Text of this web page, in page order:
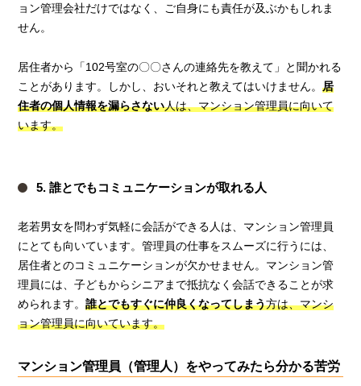
ョン管理会社だけではなく、ご自身にも責任が及ぶかもしれま
せん。
居住者から「102号室の〇〇さんの連絡先を教えて」と聞かれる
ことがあります。しかし、おいそれと教えてはいけません。居
住者の個人情報を漏らさない人は、マンション管理員に向いて
います。
5. 誰とでもコミュニケーションが取れる人
老若男女を問わず気軽に会話ができる人は、マンション管理員
にとても向いています。管理員の仕事をスムーズに行うには、
居住者とのコミュニケーションが欠かせません。マンション管
理員には、子どもからシニアまで抵抗なく会話できることが求
められます。誰とでもすぐに仲良くなってしまう方は、マンシ
ョン管理員に向いています。
マンション管理員（管理人）をやってみたら分かる苦労